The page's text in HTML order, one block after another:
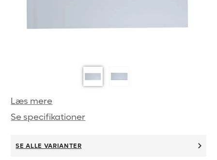
Læs mere
Se specifikationer
SE ALLE VARIANTER